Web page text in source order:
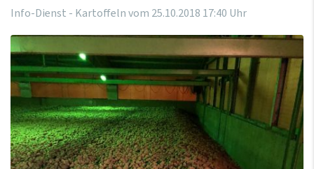
Info-Dienst - Kartoffeln vom 25.10.2018 17:40 Uhr